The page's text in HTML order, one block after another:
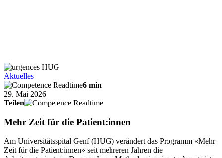
Aktuelles
6 min
29. Mai 2026
Teilen
Mehr Zeit für die Patient:innen
Am Universitätsspital Genf (HUG) verändert das Programm «Mehr
Zeit für die Patient:innen» seit mehreren Jahren die